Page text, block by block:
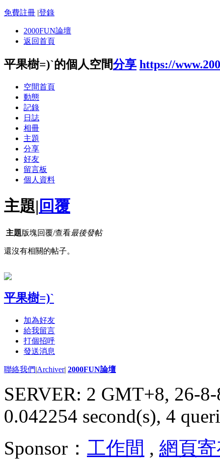
免費註冊 |登錄
2000FUN論壇
返回首頁
平果樹=)`的個人空間分享 https://
空間首頁
動態
記錄
日誌
相冊
主題
分享
好友
留言板
個人資料
主題| 回覆
主題版塊回覆/查看最後發帖
還沒有相關的帖子。
平果樹=)`
加為好友
給我留言
打個招呼
發送消息
聯絡我們|Archiver| 2000FUN論壇
SERVER: 2 GMT+8, 26-
0.042254 second(s), 4
Sponsor： 工作間 , 網頁